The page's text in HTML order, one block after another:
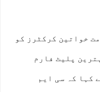
خواتین کرکٹرز کو
پلیٹ فارم
کہا کہ سی ایم